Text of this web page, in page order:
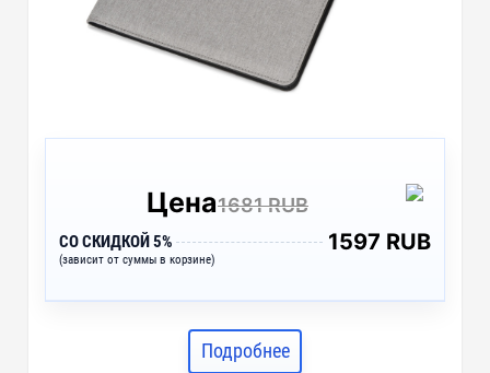
Цена1681 RUB
СО СКИДКОЙ 5%
(зависит от суммы в корзине)
1597 RUB
Подробнее